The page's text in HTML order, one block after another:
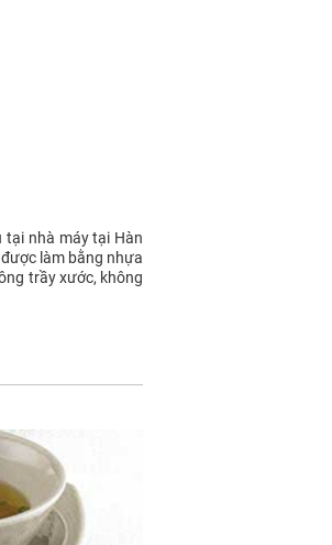
tại nhà máy tại Hàn
làm bằng nhựa
trầy xước, không